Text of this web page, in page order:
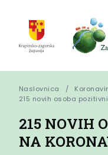
Naslovnica
215 novih osoba
215 NOVIH
NA